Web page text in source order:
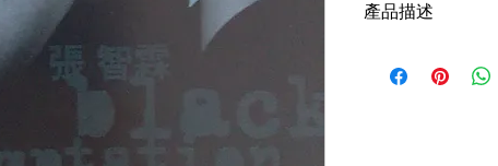
產品描述
有歌詞